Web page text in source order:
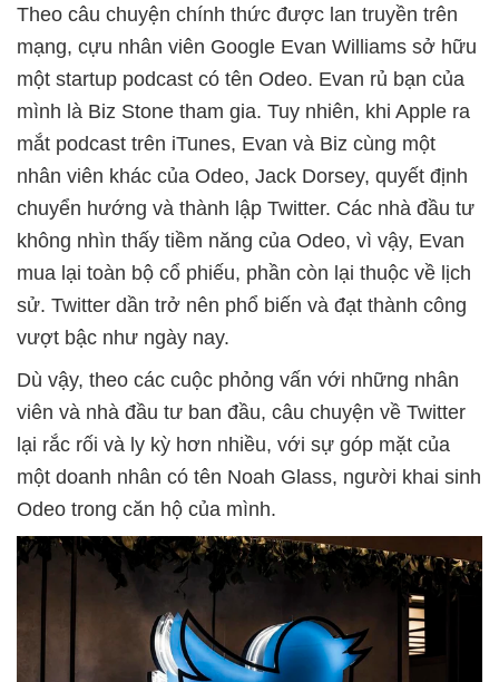
Theo câu chuyện chính thức được lan truyền trên
mạng, cựu nhân viên Google Evan Williams sở hữu
một startup podcast có tên Odeo. Evan rủ bạn của
mình là Biz Stone tham gia. Tuy nhiên, khi Apple ra
mắt podcast trên iTunes, Evan và Biz cùng một
nhân viên khác của Odeo, Jack Dorsey, quyết định
chuyển hướng và thành lập Twitter. Các nhà đầu tư
không nhìn thấy tiềm năng của Odeo, vì vậy, Evan
mua lại toàn bộ cổ phiếu, phần còn lại thuộc về lịch
sử. Twitter dần trở nên phổ biến và đạt thành công
vượt bậc như ngày nay.
Dù vậy, theo các cuộc phỏng vấn với những nhân
viên và nhà đầu tư ban đầu, câu chuyện về Twitter
lại rắc rối và ly kỳ hơn nhiều, với sự góp mặt của
một doanh nhân có tên Noah Glass, người khai sinh
Odeo trong căn hộ của mình.